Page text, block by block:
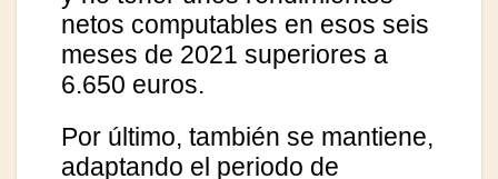
netos computables en esos seis
meses de 2021 superiores a
6.650 euros.
Por último, también se mantiene,
adaptando el periodo de